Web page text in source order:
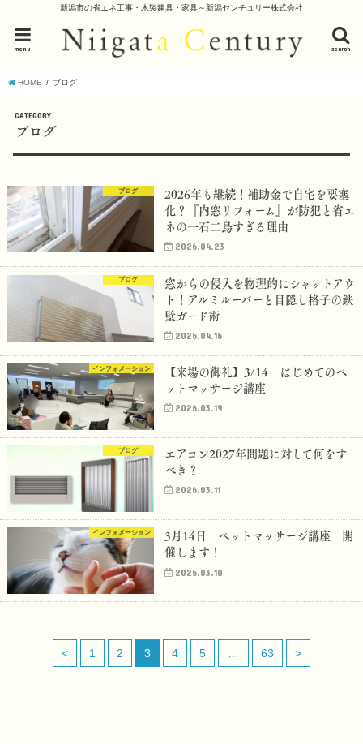
新潟市の省エネ工事・木製建具・家具～新潟センチュリー株式会社
search
menu
HOME ブログ
CATEGORY
ブログ
ブログ
2026年も継続！補助金で自宅を要塞
化？『内窓リフォーム』が防犯と省エ
ネの一石二鳥すぎる理由
2026.04.23
ブログ
窓からの侵入を物理的にシャットアウ
ト！アルミルーバーと目隠し格子の鉄
壁ガード術
2026.04.16
インフォメーション
【来場の御礼】3/14 はじめてのペ
ットマッサージ講座
2026.03.19
ブログ
エアコン2027年問題に対して何をす
べき？
2026.03.11
インフォメーション
3月14日 ペットマッサージ講座 開
催します！
2026.03.10
< 1 2 3 4 5 63 >